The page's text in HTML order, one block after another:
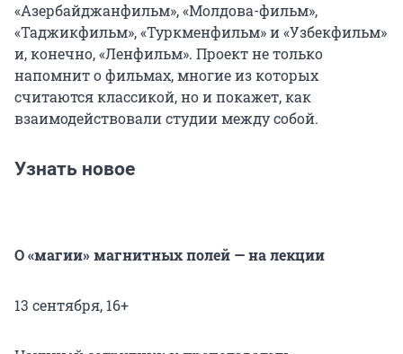
«Азербайджанфильм», «Молдова-фильм»,
«Таджикфильм», «Туркменфильм» и «Узбекфильм»
и, конечно, «Ленфильм». Проект не только
напомнит о фильмах, многие из которых
считаются классикой, но и покажет, как
взаимодействовали студии между собой.
Узнать новое
О «магии» магнитных полей — на лекции
13 сентября, 16+